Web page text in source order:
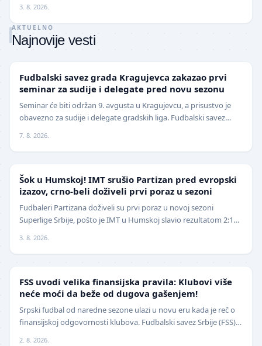
3. 8. 2026.
AKTUELNO
Najnovije vesti
Fudbalski savez grada Kragujevca zakazao prvi
seminar za sudije i delegate pred novu sezonu
Seminar će biti održan 9. avgusta u Kragujevcu, a prisustvo je
obavezno za sudije i delegate gradskih liga. Fudbalski savez
7. 8. 2026.
Šok u Humskoj! IMT srušio Partizan pred evropski
izazov, crno-beli doživeli prvi poraz u sezoni
Fudbaleri Partizana doživeli su prvi poraz u novoj sezoni
Superlige Srbije, pošto je IMT u Humskoj slavio rezultatom 2:1
3. 8. 2026.
FSS uvodi velika finansijska pravila: Klubovi više
neće moći da beže od dugova gašenjem!
Srpski fudbal od naredne sezone ulazi u novu eru kada je reč o
finansijskoj odgovornosti klubova. Fudbalski savez Srbije (FSS)
2. 8. 2026.